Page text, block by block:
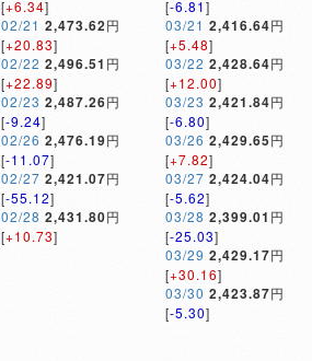
[+6.34]
02/21 2,473.62円
[+20.83]
02/22 2,496.51 円
[+22.89]
02/23 2,487.26円
[-9.24]
02/26 2,476.19円
[-11.07]
02/27 2,421.07円
[-55.12]
02/28 2,431.80円
[+10.73]
[-6.81]
03/21 2,416.64円
[+5.48]
03/22 2,428.64円
[+12.00]
03/23 2,421.84円
[-6.80]
03/26 2,429.65円
[+7.82]
03/27 2,424.04円
[-5.62]
03/28 2,399.01 円
[-25.03]
03/29 2,429.17円
[+30.16]
03/30 2,423.87円
[-5.30]